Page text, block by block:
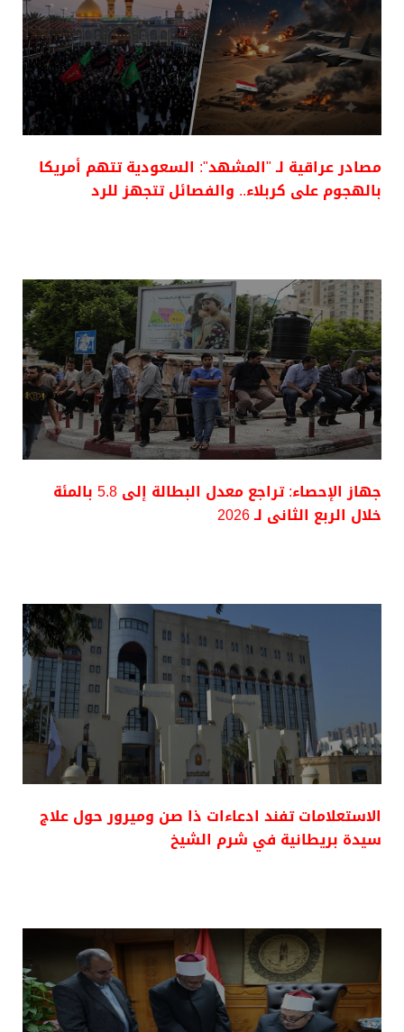
مصادر عراقية لـ "المشهد": السعودية تتهم أمريكا
بالهجوم على كربلاء.. والفصائل تتجهز للرد
جهاز الإحصاء: تراجع معدل البطالة إلى 5.8 بالمئة
خلال الربع الثانى لـ 2026
الاستعلامات تفند ادعاءات ذا صن وميرور حول علاج
سيدة بريطانية في شرم الشيخ